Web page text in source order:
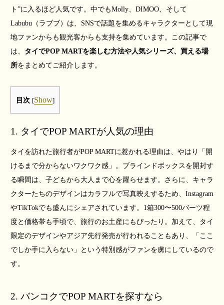
ト”に入るほど人気です。中でもMolly、DIMOO、そして
Labubu（ラブブ）は、SNSで話題を集めるキャラクターとして現
地ファンからも観光客からも支持を集めています。この記事で
は、 タイでPOP MARTを楽しむ方法や人気シリーズ、買える場
所をまとめてご紹介します。
目次 [Show]
1. タイでPOP MARTが人気の理由
タイを訪れた旅行者がPOP MARTに惹かれる理由は、やはり「開
けるまで分からないワクワク感」。ブラインドボックスを開封す
る瞬間は、子どもから大人まで心を躍らせます。さらに、キャラ
クターたちのデザインはカラフルで写真映えするため、Instagram
やTikTokでも盛んにシェアされています。1箱300〜500バーツ程
度と価格帯も手頃で、旅行のお土産にもぴったり。加えて、タイ
限定のデザインやアジア先行発売が行われることもあり、「ここ
でしか手に入らない」という特別感がファンを虜にしているので
す。
2. バンコクでPOP MARTを探すなら